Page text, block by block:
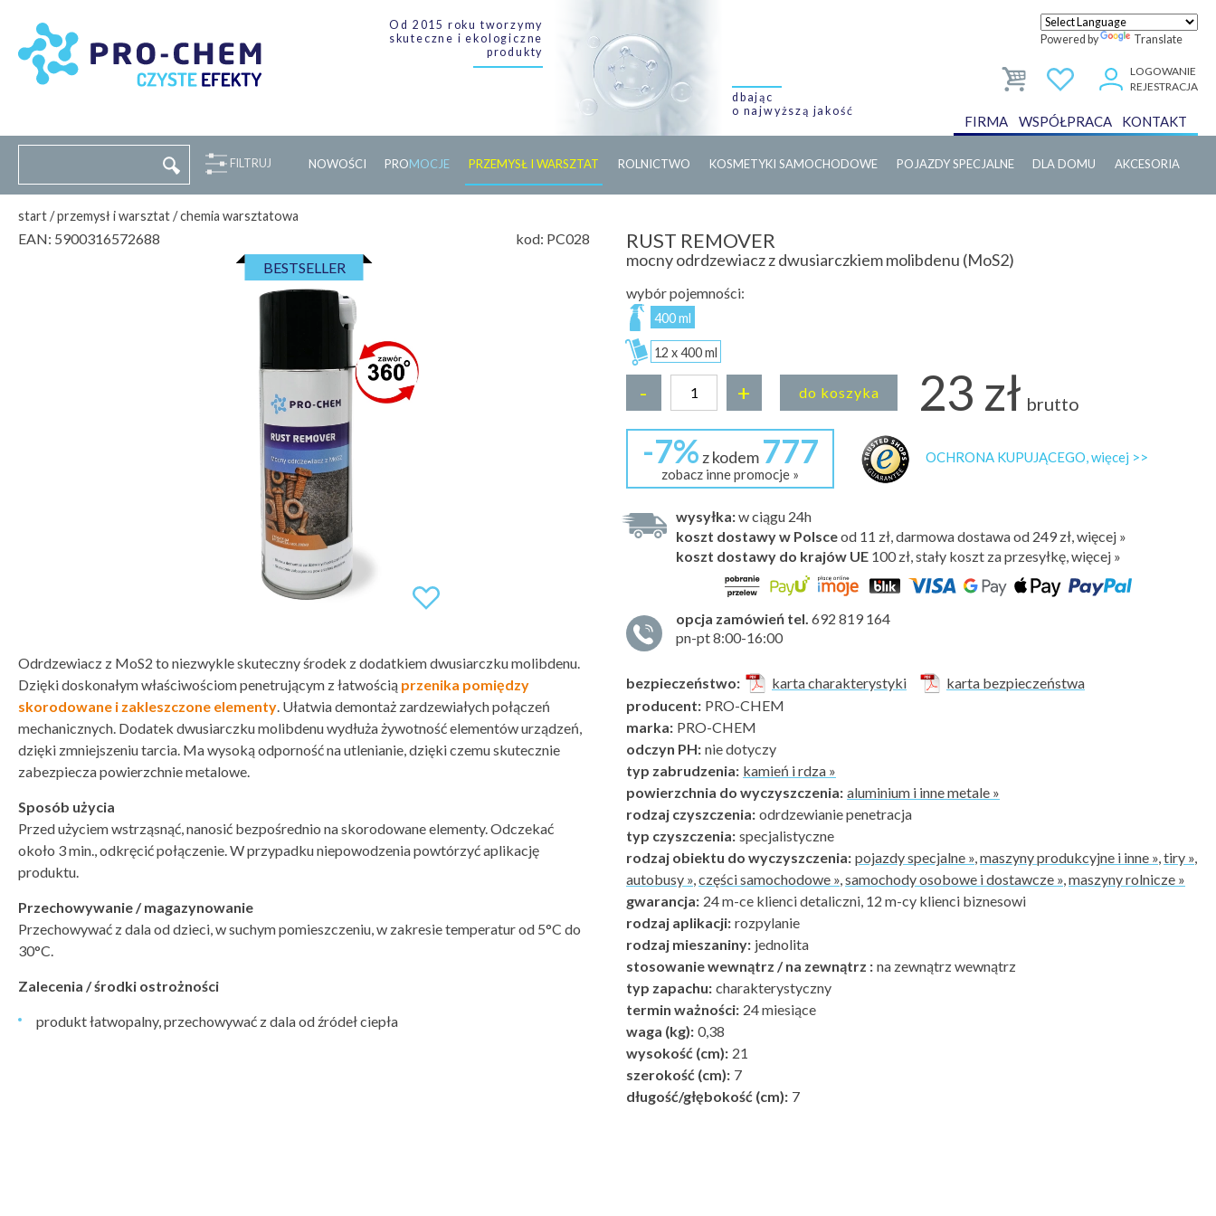
Od 2015 roku tworzymy
skuteczne i ekologiczne
produkty
dbając
o najwyższą jakość
Powered by Translate
LOGOWANIE
REJESTRACJA
FIRMA WSPÓŁPRACA KONTAKT
FILTRUJ NOWOŚCI PROMOC JE PRZEMYSŁ I WARSZTAT ROLNICTWO KOSMETYKI SAMOCHODOWE POJAZDY SPECJALNE DLA DOMU AKCESORIA
start/przemysł i warsztat/chemia warsztatowa
EAN: 5900316572688 kod: PC028
BESTSELLER
RUST REMOVER
mocny odrdzewiacz z dwusiarczkiem molibdenu (MoS2)
wybór pojemności:
400 ml
12 x 400 ml
- + do koszyka 23 zł brutto
-7% z kodem 777
zobacz inne promocje »
OCHRONA KUPUJĄCEGO, więcej >>
wysyłka:w ciągu 24h
koszt dostawy w Polsceod 11 zł, darmowa dostawa od 249 zł, więcej »
koszt dostawy do krajów UE 100 zł,stały koszt za przesyłkę, więcej »
opcja zamówień tel. 692 819 164
pn-pt 8:00-16:00
Odrdzewiacz z MoS2 to niezwykle skuteczny środek z dodatkiem dwusiarczku molibdenu.
Dzięki doskonałym właściwościom penetrującym z łatwością przenika pomiędzy
skorodowane i zakleszczone elementy. Ułatwia demontaż zardzewiałych połączeń
mechanicznych. Dodatek dwusiarczku molibdenu wydłuża żywotność elementów urządzeń,
dzięki zmniejszeniu tarcia. Ma wysoką odporność na utlenianie, dzięki czemu skutecznie
zabezpiecza powierzchnie metalowe.
Sposób użycia
Przed użyciem wstrząsnąć, nanosić bezpośrednio na skorodowane elementy. Odczekać
około 3 min., odkręcić połączenie. W przypadku niepowodzenia powtórzyć aplikację
produktu.
Przechowywanie / magazynowanie
Przechowywać z dala od dzieci, w suchym pomieszczeniu, w zakresie temperatur od 5°C do
30°C.
Zalecenia / środki ostrożności
produkt łatwopalny, przechowywać z dala od źródeł ciepła
bezpieczeństwo: karta charakterystyki
karta bezpieczeństwa
producent: PRO-CHEM
marka: PRO-CHEM
odczyn PH: nie dotyczy
typ zabrudzenia: kamień i rdza »
powierzchnia do wyczyszczenia: aluminium i inne metale »
rodzaj czyszczenia: odrdzewianie penetracja
typ czyszczenia: specjalistyczne
rodzaj obiektu do wyczyszczenia: pojazdy specjalne »,maszyny produkcyjne i inne »,tiry »,
autobusy »,części samochodowe »,samochody osobowe i dostawcze »,maszyny rolnicze »
gwarancja: 24 m-ce klienci detaliczni, 12 m-cy klienci biznesowi
rodzaj aplikacji: rozpylanie
rodzaj mieszaniny: jednolita
stosowanie wewnątrz / na zewnątrz : na zewnątrz wewnątrz
typ zapachu: charakterystyczny
termin ważności: 24 miesiące
waga (kg): 0,38
wysokość (cm): 21
szerokość (cm): 7
długość/głębokość (cm): 7